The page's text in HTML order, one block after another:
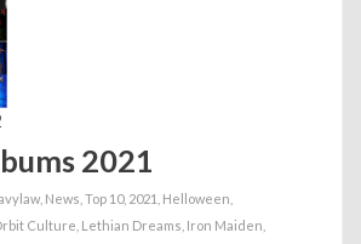
2021
News Top 10 2021 Helloween
Culture Lethian Dreams Iron Maiden